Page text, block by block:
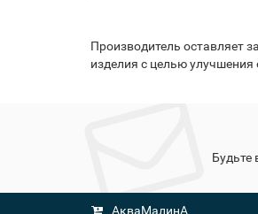
Производитель оставляет
изделия с целью улучшения
Будьте
АкваМалинА